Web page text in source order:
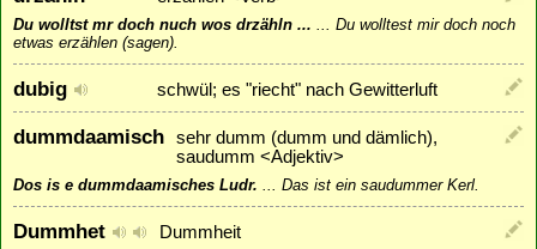
Du wolltst mr doch nuch wos drzähln ...
Du wolltest mir doch noch
etwas erzählen (sagen).
dubig schwül; es "riecht" nach Gewitterluft
dummdaamisch
sehr dumm (dumm und dämlich),
saudumm <Adjektiv>
Dos is e dummdaamisches Ludr. Das ist ein saudummer Kerl.
Dummhet Dummheit